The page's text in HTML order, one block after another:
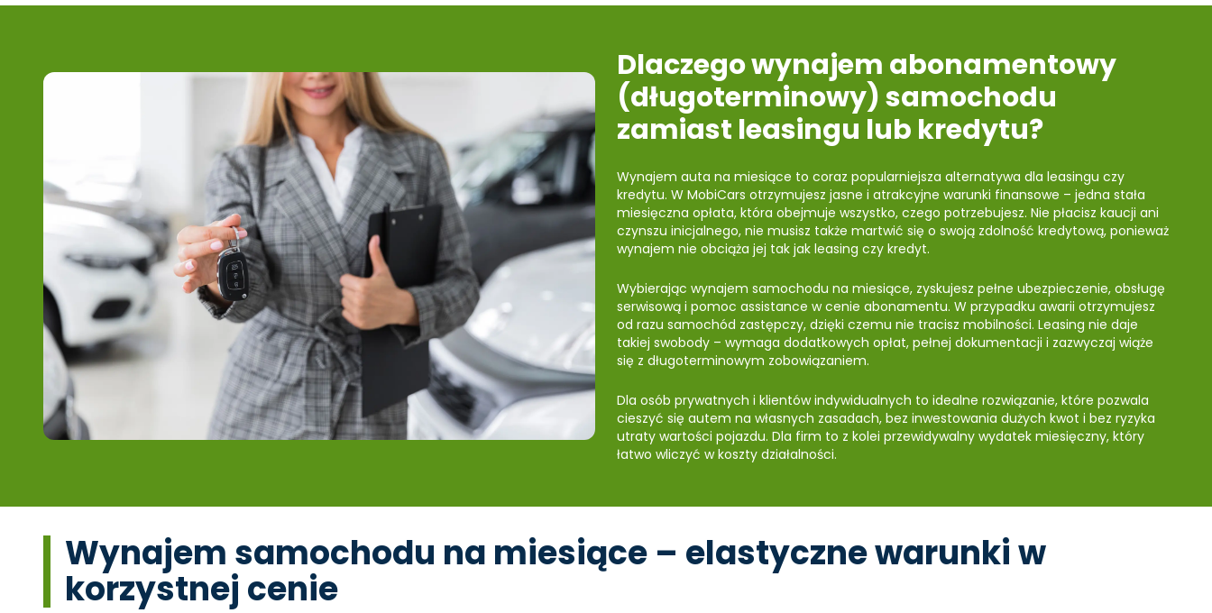
Dlaczego wynajem abonamentowy
(długoterminowy) samochodu
zamiast leasingu lub kredytu?
Wynajem auta na miesiące to coraz popularniejsza alternatywa dla leasingu czy
kredytu. W MobiCars otrzymujesz jasne i atrakcyjne warunki finansowe – jedna stała
miesięczna opłata, która obejmuje wszystko, czego potrzebujesz. Nie płacisz kaucji ani
czynszu inicjalnego, nie musisz także martwić się o swoją zdolność kredytową, ponieważ
wynajem nie obciąża jej tak jak leasing czy kredyt.
Wybierając wynajem samochodu na miesiące, zyskujesz pełne ubezpieczenie, obsługę
serwisową i pomoc assistance w cenie abonamentu. W przypadku awarii otrzymujesz
od razu samochód zastępczy, dzięki czemu nie tracisz mobilności. Leasing nie daje
takiej swobody – wymaga dodatkowych opłat, pełnej dokumentacji i zazwyczaj wiąże
się z długoterminowym zobowiązaniem.
Dla osób prywatnych i klientów indywidualnych to idealne rozwiązanie, które pozwala
cieszyć się autem na własnych zasadach, bez inwestowania dużych kwot i bez ryzyka
utraty wartości pojazdu. Dla firm to z kolei przewidywalny wydatek miesięczny, który
łatwo wliczyć w koszty działalności.
Wynajem samochodu na miesiące – elastyczne warunki w
korzystnej cenie